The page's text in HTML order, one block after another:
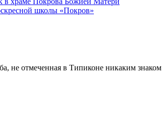
школы «Покров»